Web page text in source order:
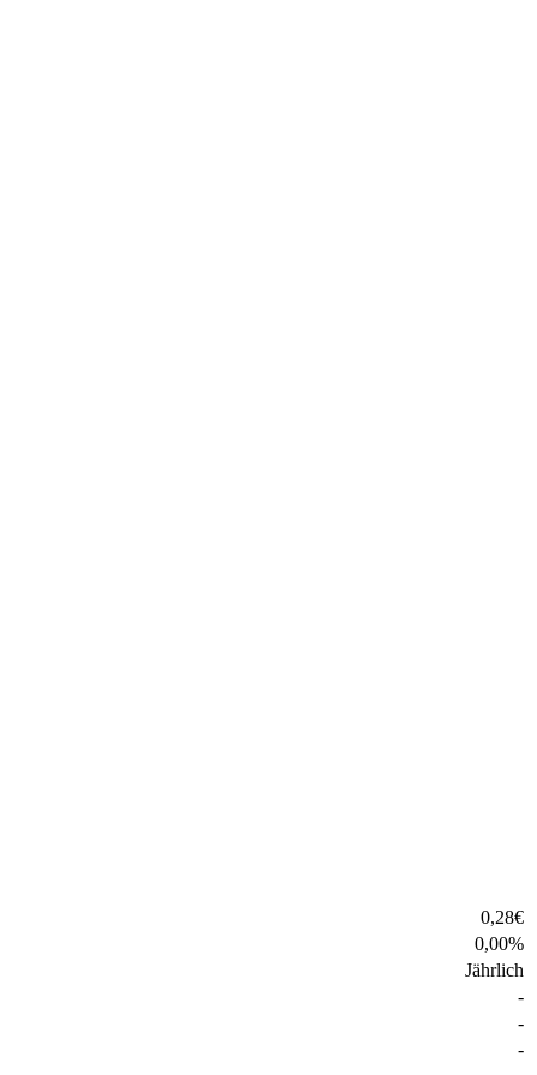
0,28€
0,00%
Jährlich
-
-
-